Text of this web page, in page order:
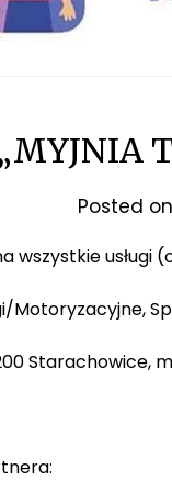
Posted
wszystkie usługi
Motoryzacyjne,
Starachowice,